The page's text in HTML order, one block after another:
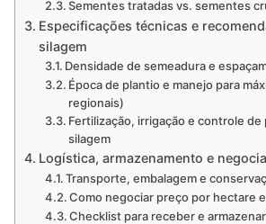
Sementes tratadas vs. sementes
Especificações técnicas e
silagem
Densidade de semeadura e
Época de plantio e manejo para
regionais)
Fertilização, irrigação e controle de
silagem
Logística, armazenamento e
Transporte, embalagem e
Como negociar preço por hectare
Checklist para receber e